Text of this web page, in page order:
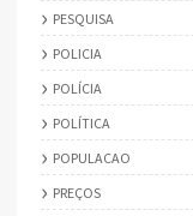
PESQUISA
POLICIA
POLÍCIA
POLÍTICA
POPULACAO
PREÇOS